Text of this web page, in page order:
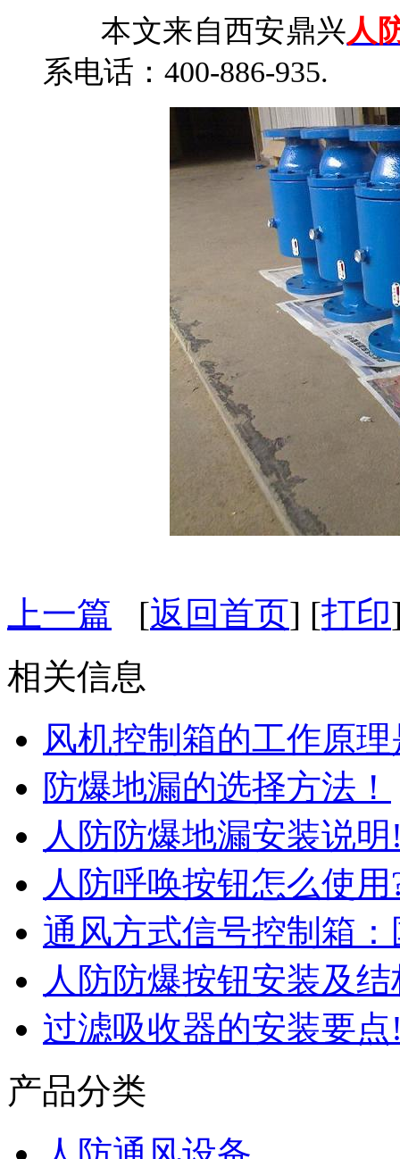
本文来自西安鼎兴人
系电话：400-886-935.
上一篇 [返回首页] [打印
相关信息
风机控制箱的工作原
防爆地漏的选择方法！
人防防爆地漏安装说
人防呼唤按钮怎么使用
通风方式信号控制箱
人防防爆按钮安装及
过滤吸收器的安装要点
产品分类